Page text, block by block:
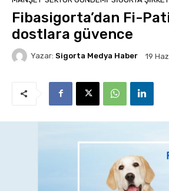
Fibasigorta’dan Fi-
dostlara güvence
Yazar: Sigorta Medya Haber 19